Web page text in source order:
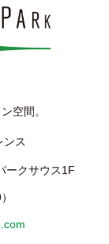
空間。
ンス
ークサウス1F